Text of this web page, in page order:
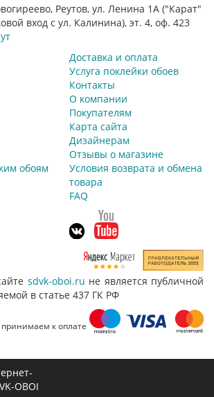
Реутов, ул. Ленина 1А ("Карат"
вход с ул. Калинина), эт. 4, оф. 423
обоям
Доставка и оплата
Услуга поклейки обоев
Контакты
О компании
Покупателям
Карта сайта
Дизайнерам
Отзывы о магазине
Условия возврата и обмена
товара
FAQ
sdvk-oboi.ru не является публичной
в статье 437 ГК РФ
к оплате
OBOI